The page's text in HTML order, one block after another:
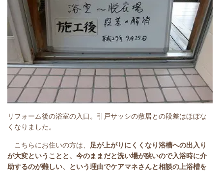
リフォーム後の浴室の入口。引戸サッシの敷居との段差はほぼな
くなりました。
こちらにお住いの方は、
足が上がりにくくなり浴槽への出入り
が大変ということと、今のままだと洗い場が狭いので入浴時に介
助するのが難しい、という理由でケアマネさんと相談の上浴槽を